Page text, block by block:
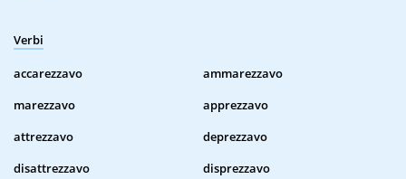
Verbi
accarezzavo
ammarezzavo
marezzavo
apprezzavo
attrezzavo
deprezzavo
disattrezzavo
disprezzavo